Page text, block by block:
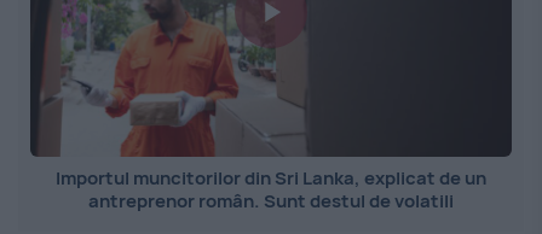
Importul muncitorilor din Sri Lanka, explicat de un
antreprenor român. Sunt destul de volatili